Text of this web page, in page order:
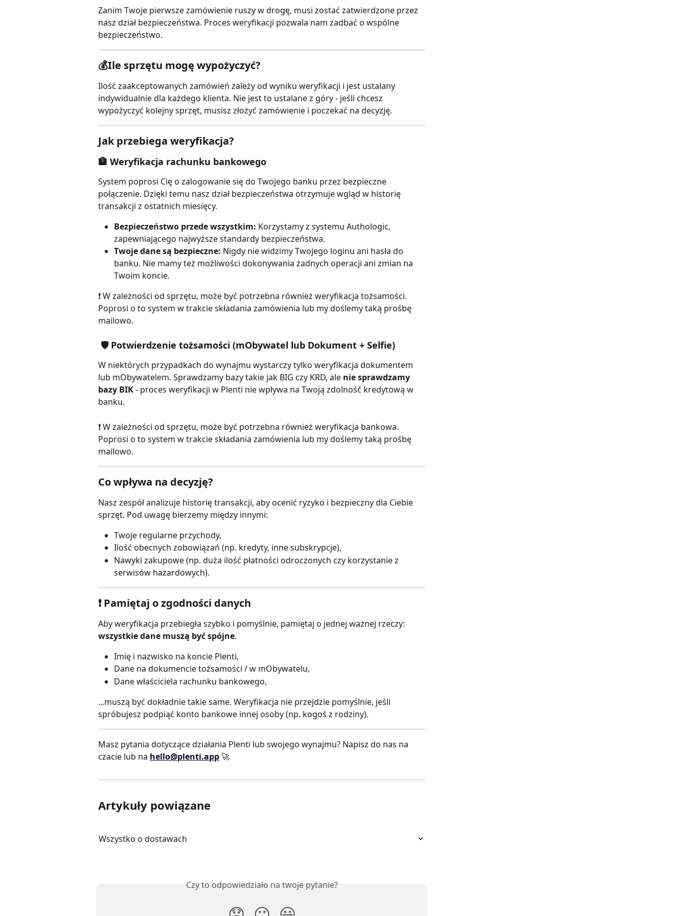
Zanim Twoje pierwsze zamówienie ruszy w drogę, musi zostać zatwierdzone przez
nasz dział bezpieczeństwa. Proces weryfikacji pozwala nam zadbać o wspólne
bezpieczeństwo.
💰Ile sprzętu mogę wypożyczyć?
Ilość zaakceptowanych zamówień zależy od wyniku weryfikacji i jest ustalany
indywidualnie dla każdego klienta. Nie jest to ustalane z góry - jeśli chcesz
wypożyczyć kolejny sprzęt, musisz złożyć zamówienie i poczekać na decyzję.
Jak przebiega weryfikacja?
🏦 Weryfikacja rachunku bankowego
System poprosi Cię o zalogowanie się do Twojego banku przez bezpieczne
połączenie. Dzięki temu nasz dział bezpieczeństwa otrzymuje wgląd w historię
transakcji z ostatnich miesięcy.
Bezpieczeństwo przede wszystkim: Korzystamy z systemu Authologic,
zapewniającego najwyższe standardy bezpieczeństwa.
Twoje dane są bezpieczne: Nigdy nie widzimy Twojego loginu ani hasła do
banku. Nie mamy też możliwości dokonywania żadnych operacji ani zmian na
Twoim koncie.
❗️ W zależności od sprzętu, może być potrzebna również weryfikacja tożsamości.
Poprosi o to system w trakcie składania zamówienia lub my doślemy taką prośbę
mailowo.
🛡️ Potwierdzenie tożsamości (mObywatel lub Dokument + Selfie)
W niektórych przypadkach do wynajmu wystarczy tylko weryfikacja dokumentem
lub mObywatelem. Sprawdzamy bazy takie jak BIG czy KRD, ale nie sprawdzamy
bazy BIK - proces weryfikacji w Plenti nie wpływa na Twoją zdolność kredytową w
banku.
❗️ W zależności od sprzętu, może być potrzebna również weryfikacja bankowa.
Poprosi o to system w trakcie składania zamówienia lub my doślemy taką prośbę
mailowo.
Co wpływa na decyzję?
Nasz zespół analizuje historię transakcji, aby ocenić ryzyko i bezpieczny dla Ciebie
sprzęt. Pod uwagę bierzemy między innymi:
Twoje regularne przychody,
Ilość obecnych zobowiązań (np. kredyty, inne subskrypcje),
Nawyki zakupowe (np. duża ilość płatności odroczonych czy korzystanie z
serwisów hazardowych).
❗️ Pamiętaj o zgodności danych
Aby weryfikacja przebiegła szybko i pomyślnie, pamiętaj o jednej ważnej rzeczy:
wszystkie dane muszą być spójne.
Imię i nazwisko na koncie Plenti,
Dane na dokumencie tożsamości / w mObywatelu,
Dane właściciela rachunku bankowego,
...muszą być dokładnie takie same. Weryfikacja nie przejdzie pomyślnie, jeśli
spróbujesz podpiąć konto bankowe innej osoby (np. kogoś z rodziny).
Masz pytania dotyczące działania Plenti lub swojego wynajmu? Napisz do nas na
czacie lub na hello@plenti.app 🚀
Artykuły powiązane
Wszystko o dostawach
Czy to odpowiedziało na twoje pytanie?